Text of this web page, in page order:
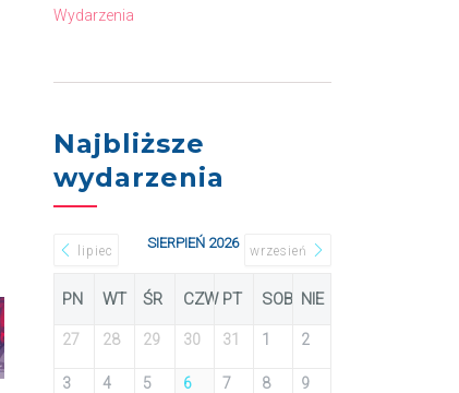
Wydarzenia
Najbliższe
wydarzenia
lipiec SIERPIEŃ 2026 wrzesień
PN WT ŚR CZW PT SOB NIE
27 28 29 30 31 1 2
3 4 5 6 7 8 9